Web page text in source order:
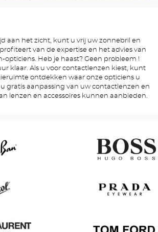
aan het zicht, kunt u vrij uw zonnebril en
van de expertise en het advies van
opticiens. Heb je haast? Geen probleem !
klaar. Als u voor contactlenzen kiest, kunt
ontdekken waar onze opticiens u
gratis aanpassing van uw contactlenzen en
lenzen en accessoires kunnen aanbieden.